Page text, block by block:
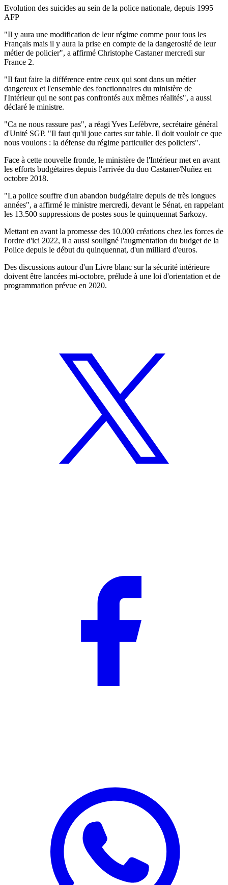
Evolution des suicides au sein de la police nationale, depuis 1995
AFP
"Il y aura une modification de leur régime comme pour tous les
Français mais il y aura la prise en compte de la dangerosité de leur
métier de policier", a affirmé Christophe Castaner mercredi sur
France 2.
"Il faut faire la différence entre ceux qui sont dans un métier
dangereux et l'ensemble des fonctionnaires du ministère de
l'Intérieur qui ne sont pas confrontés aux mêmes réalités", a aussi
déclaré le ministre.
"Ca ne nous rassure pas", a réagi Yves Lefèbvre, secrétaire général
d'Unité SGP. "Il faut qu'il joue cartes sur table. Il doit vouloir ce que
nous voulons : la défense du régime particulier des policiers".
Face à cette nouvelle fronde, le ministère de l'Intérieur met en avant
les efforts budgétaires depuis l'arrivée du duo Castaner/Nuñez en
octobre 2018.
"La police souffre d'un abandon budgétaire depuis de très longues
années", a affirmé le ministre mercredi, devant le Sénat, en rappelant
les 13.500 suppressions de postes sous le quinquennat Sarkozy.
Mettant en avant la promesse des 10.000 créations chez les forces de
l'ordre d'ici 2022, il a aussi souligné l'augmentation du budget de la
Police depuis le début du quinquennat, d'un milliard d'euros.
Des discussions autour d'un Livre blanc sur la sécurité intérieure
doivent être lancées mi-octobre, prélude à une loi d'orientation et de
programmation prévue en 2020.